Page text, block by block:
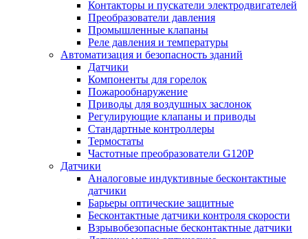
Контакторы и пускатели электродвигателей
Преобразователи давления
Промышленные клапаны
Реле давления и температуры
Автоматизация и безопасность зданий
Датчики
Компоненты для горелок
Пожарообнаружение
Приводы для воздушных заслонок
Регулирующие клапаны и приводы
Стандартные контроллеры
Термостаты
Частотные преобразователи G120P
Датчики
Аналоговые индуктивные бесконтактные
датчики
Барьеры оптические защитные
Бесконтактные датчики контроля скорости
Взрывобезопасные бесконтактные датчики